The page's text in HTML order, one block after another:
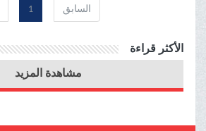
العدو
راية
السابق 1
الأكثر قراءة
مشاهدة المزيد